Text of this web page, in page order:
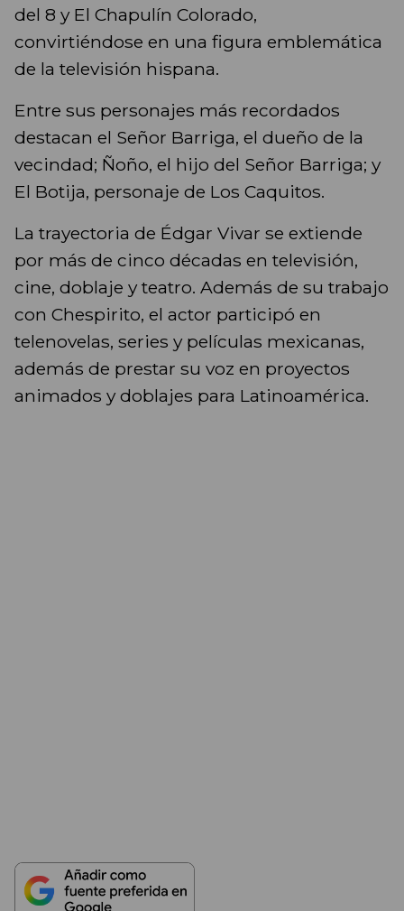
del 8 y El Chapulín Colorado,
convirtiéndose en una figura emblemática
de la televisión hispana.
Entre sus personajes más recordados
destacan el Señor Barriga, el dueño de la
vecindad; Ñoño, el hijo del Señor Barriga; y
El Botija, personaje de Los Caquitos.
La trayectoria de Édgar Vivar se extiende
por más de cinco décadas en televisión,
cine, doblaje y teatro. Además de su trabajo
con Chespirito, el actor participó en
telenovelas, series y películas mexicanas,
además de prestar su voz en proyectos
animados y doblajes para Latinoamérica.